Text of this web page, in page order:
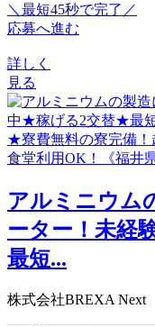
＼最短45秒で完了／
応募へ進む
詳しく
見る
アルミニウム
ーター！未経
最短...
株式会社BREXA Next